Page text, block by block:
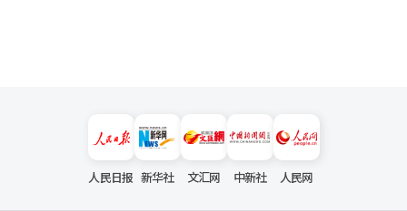
人民日报 新华社 文汇网 中新社 人民网